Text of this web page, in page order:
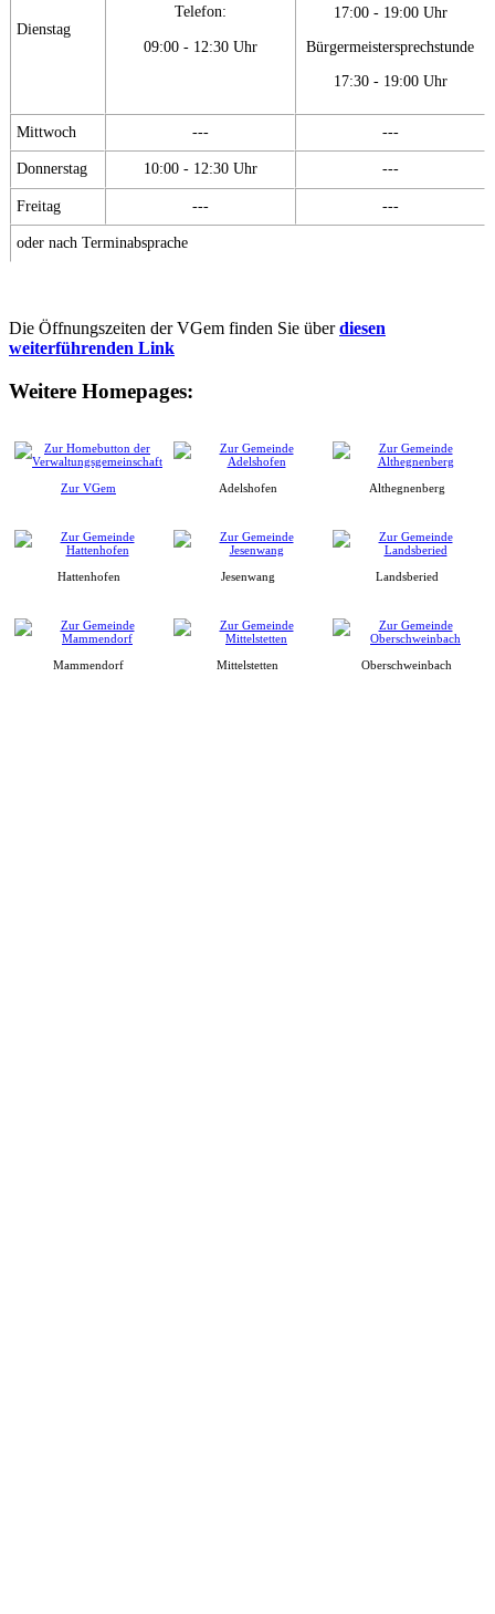
Dienstag
Telefon:
09:00 - 12:30 Uhr
17:00 - 19:00 Uhr
Bürgermeistersprechstunde
17:30 - 19:00 Uhr
Mittwoch --- ---
Donnerstag 10:00 - 12:30 Uhr ---
Freitag --- ---
oder nach Terminabsprache
Die Öffnungszeiten der VGem finden Sie überdiesen
weiterführenden Link
Weitere Homepages:
Zur VGem Adelshofen Althegnenberg
Hattenhofen Jesenwang Landsberied
Mammendorf Mittelstetten Oberschweinbach